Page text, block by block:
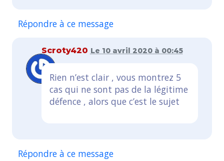
Répondre à ce message
Scroty420 Le 10 avril 2020 à 00:45
Rien n’est clair , vous montrez 5
cas qui ne sont pas de la légitime
défence , alors que c’est le sujet
Répondre à ce message